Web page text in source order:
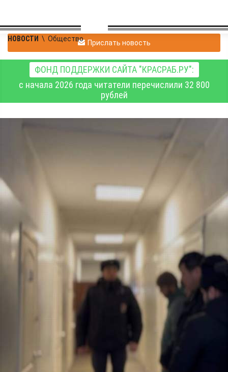
НОВОСТИ \ Общество Прислать новость
ФОНД ПОДДЕРЖКИ САЙТА "КРАСРАБ.РУ":
с начала 2026 года читатели перечислили 32 800
рублей
Полицейские привлекли
к ответственности
семерых нарушителей
миграционного
законодательства
454